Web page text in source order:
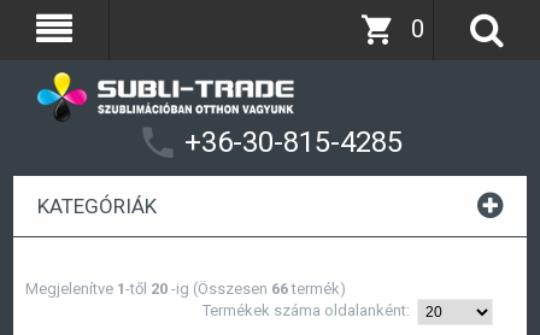
+36-30-815-4285
0
KATEGÓRIÁK
Megjelenítve 1-től 20-ig (Összesen 66termék)
Termékek száma oldalanként: